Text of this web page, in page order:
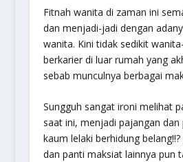
Fitnah wanita di zaman ini
dan menjadi-jadi dengan
wanita. Kini tidak sedikit
berkarier di luar rumah yang
sebab munculnya berbagai
Sungguh sangat ironi melihat
saat ini, menjadi pajangan
kaum lelaki berhidung
dan panti maksiat lainnya pun